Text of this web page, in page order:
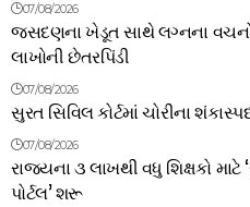
07/08/2026
જસદણના ખેડૂત સાથે લગ્નના
લાખોની છેતરપિંડી
07/08/2026
સુરત સિવિલ કોર્ટમાં ચોરીના
07/08/2026
રાજ્યના ૩ લાખથી વધુ શિક્ષકો માટે
પોર્ટલ’ શરૂ